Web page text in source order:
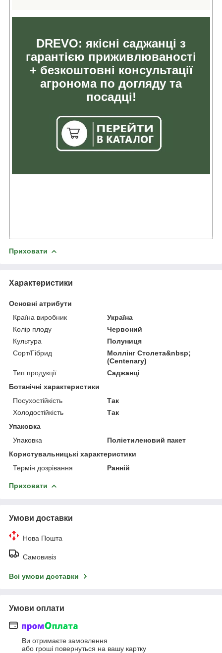
DREVO: якісні саджанці з
гарантією приживлюваності
+ безкоштовні консультації
агронома по догляду та
посадці!
Приховати
Характеристики
Основні атрибути
Країна виробник
Україна
Колір плоду
Червоний
Культура
Полуниця
Сорт/Гібрид
Моллінг Столета&nbsp;
(Centenary)
Тип продукції
Саджанці
Ботанічні характеристики
Посухостійкість
Так
Холодостійкість
Так
Упаковка
Упаковка
Поліетиленовий пакет
Користувальницькі характеристики
Термін дозрівання
Ранній
Приховати
Умови доставки
Нова Пошта
Самовивіз
Всі умови доставки
Умови оплати
Ви отримаєте замовлення
або гроші повернуться на вашу картку